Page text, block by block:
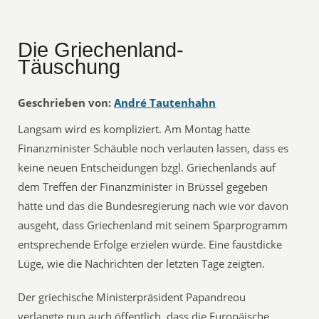
Die Griechenland-
Täuschung
Geschrieben von: André Tautenhahn
Langsam wird es kompliziert. Am Montag hatte
Finanzminister Schäuble noch verlauten lassen, dass es
keine neuen Entscheidungen bzgl. Griechenlands auf
dem Treffen der Finanzminister in Brüssel gegeben
hätte und das die Bundesregierung nach wie vor davon
ausgeht, dass Griechenland mit seinem Sparprogramm
entsprechende Erfolge erzielen würde. Eine faustdicke
Lüge, wie die Nachrichten der letzten Tage zeigten.
Der griechische Ministerpräsident Papandreou
verlangte nun auch öffentlich, dass die Europäische